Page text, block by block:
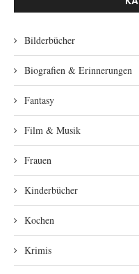
Bilderbücher
Biografien & Erinnerungen
Fantasy
Film & Musik
Frauen
Kinderbücher
Kochen
Krimis